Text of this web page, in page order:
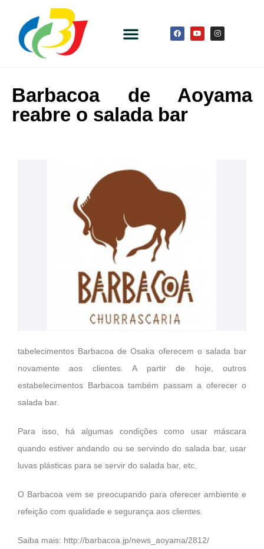
Barbacoa de Aoyama
reabre o salada bar
tabelecimentos Barbacoa de Osaka oferecem o salada bar
novamente aos clientes. A partir de hoje, outros
estabelecimentos Barbacoa também passam a oferecer o
salada bar.
Para isso, há algumas condições como usar máscara
quando estiver andando ou se servindo do salada bar, usar
luvas plásticas para se servir do salada bar, etc.
O Barbacoa vem se preocupando para oferecer ambiente e
refeição com qualidade e segurança aos clientes.
Saiba mais: http://barbacoa.jp/news_aoyama/2812/